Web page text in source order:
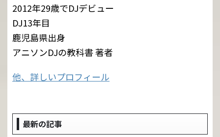
2012年29歳でDJデビュー
DJ13年目
鹿児島県出身
アニソンDJの教科書 著者
他、詳しいプロフィール
最新の記事